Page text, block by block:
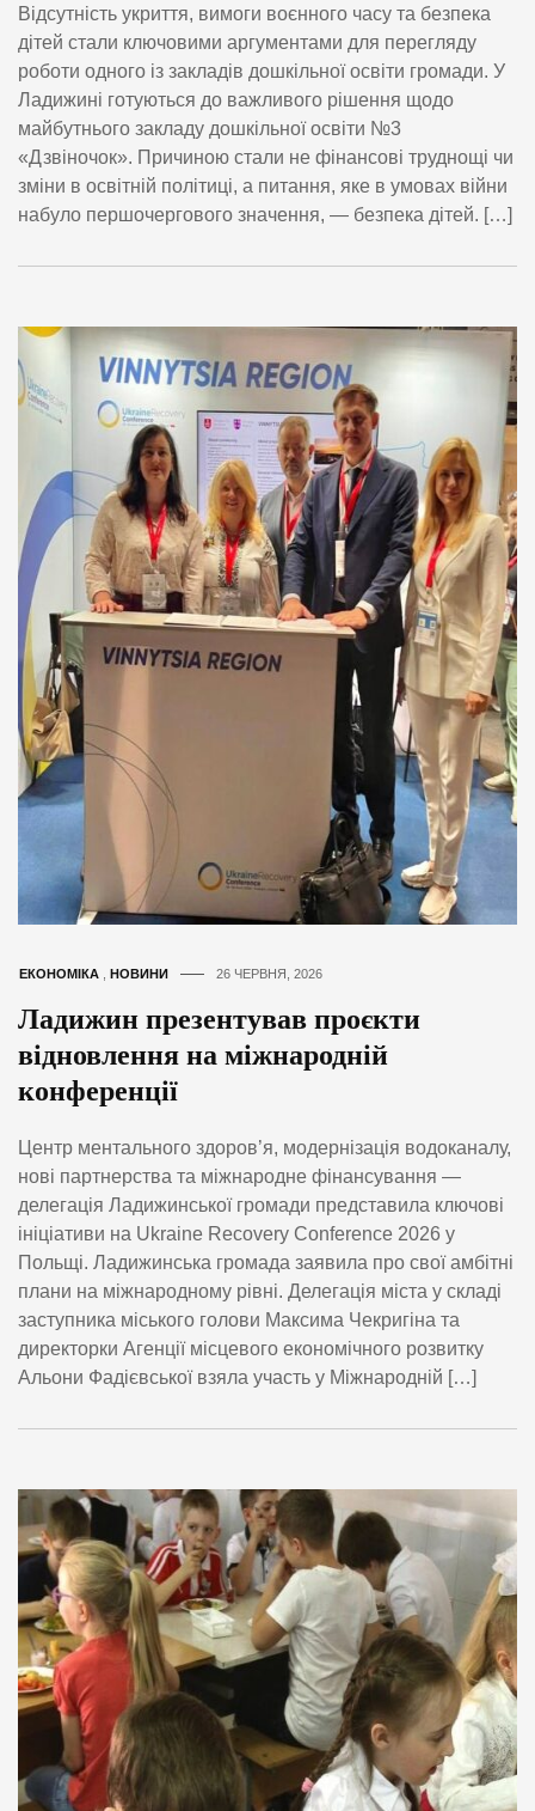
Відсутність укриття, вимоги воєнного часу та безпека
дітей стали ключовими аргументами для перегляду
роботи одного із закладів дошкільної освіти громади. У
Ладижині готуються до важливого рішення щодо
майбутнього закладу дошкільної освіти №3
«Дзвіночок». Причиною стали не фінансові труднощі чи
зміни в освітній політиці, а питання, яке в умовах війни
набуло першочергового значення, — безпека дітей. […]
ЕКОНОМІКА НОВИНИ 26 ЧЕРВНЯ, 2026
Ладижин презентував проєкти
відновлення на міжнародній
конференції
Центр ментального здоров’я, модернізація водоканалу,
нові партнерства та міжнародне фінансування —
делегація Ладижинської громади представила ключові
ініціативи на Ukraine Recovery Conference 2026 у
Польщі. Ладижинська громада заявила про свої амбітні
плани на міжнародному рівні. Делегація міста у складі
заступника міського голови Максима Чекригіна та
директорки Агенції місцевого економічного розвитку
Альони Фадієвської взяла участь у Міжнародній […]